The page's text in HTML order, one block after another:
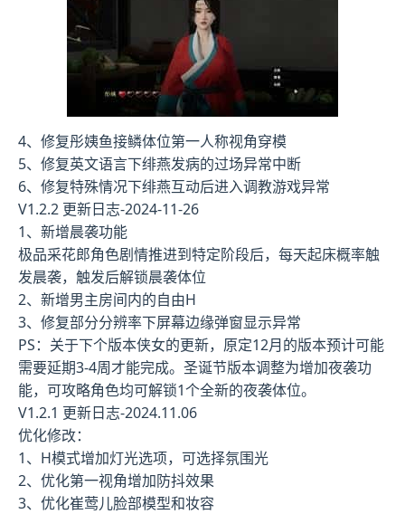
4、修复彤姨鱼接鳞体位第一人称视角穿模
5、修复英文语言下绯燕发病的过场异常中断
6、修复特殊情况下绯燕互动后进入调教游戏异常
V1.2.2 更新日志-2024-11-26
1、新增晨袭功能
极品采花郎角色剧情推进到特定阶段后，每天起床概率触
发晨袭，触发后解锁晨袭体位
2、新增男主房间内的自由H
3、修复部分分辨率下屏幕边缘弹窗显示异常
PS：关于下个版本侠女的更新，原定12月的版本预计可能
需要延期3-4周才能完成。圣诞节版本调整为增加夜袭功
能，可攻略角色均可解锁1个全新的夜袭体位。
V1.2.1 更新日志-2024.11.06
优化修改：
1、H模式增加灯光选项，可选择氛围光
2、优化第一视角增加防抖效果
3、优化崔莺儿脸部模型和妆容